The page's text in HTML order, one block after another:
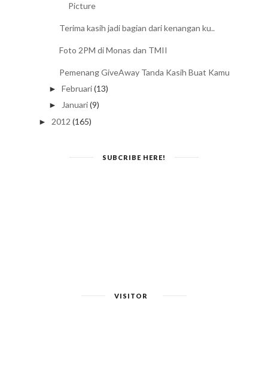
Picture
Terima kasih jadi bagian dari kenangan ku..
Foto 2PM di Monas dan TMII
Pemenang GiveAway Tanda Kasih Buat Kamu
► Februari(13)
► Januari(9)
► 2012 (165)
SUBCRIBE HERE!
VISITOR